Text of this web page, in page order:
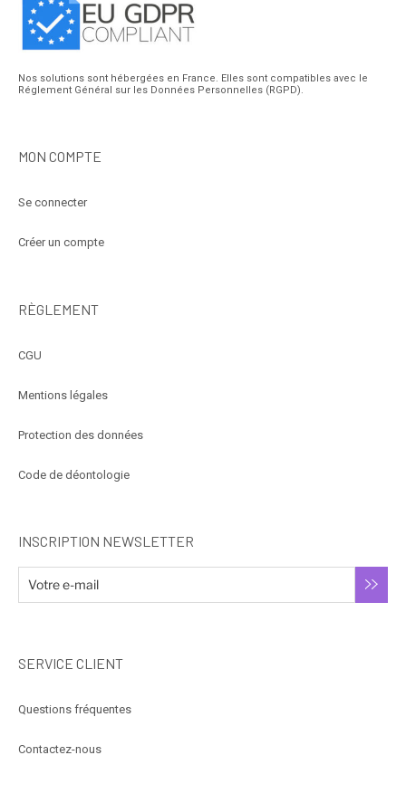
Nos solutions sont hébergées en France. Elles sont compatibles avec le
Réglement Général sur les Données Personnelles (RGPD).
MON COMPTE
Se connecter
Créer un compte
RÈGLEMENT
CGU
Mentions légales
Protection des données
Code de déontologie
INSCRIPTION NEWSLETTER
SERVICE CLIENT
Questions fréquentes
Contactez-nous